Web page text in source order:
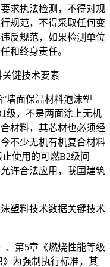
求执法检测，不得对规
规范，不得采取任何变
反规范，如果检测单位
和终身责任。
键技术要素
墙面保温材料泡沫塑
级，不是两面涂上无机
材料，其芯材也必须经
不少无机有机复合材料
使用的可燃B2级问
许合法应用，我国建筑
塑料技术数据关键技术
、第5章《燃烧性能等级
为强制执行标准，其